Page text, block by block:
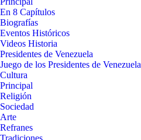
En 8 Capítulos
Biografías
Eventos Históricos
Videos Historia
Presidentes de Venezuela
Juego de los Presidentes de Venezuela
Cultura
Principal
Religión
Sociedad
Arte
Refranes
Tradiciones